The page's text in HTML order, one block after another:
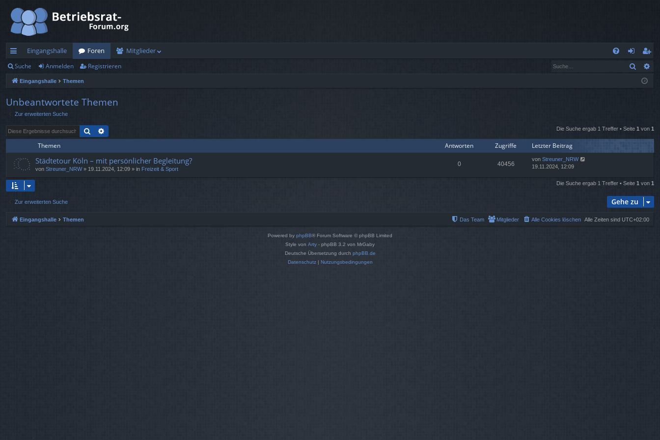
ch
ne
llz
ug
rif
Eingangshalle Foren
Mitglieder
n
n
eg
ist
n
Suche Anmelden Registrieren Suche
Eingangshalle Themen
Unbeantwortete Themen
Zur erweiterten Suche
Suche Die Suche ergab 1 Treffer • Seite 1 von 1
Themen Antworten Zugriffe Letzter Beitrag
Städtetour Köln – mit persönlicher Begleitung?
von Streuner_NRW» 19.11.2024, 12:09 » in Freizeit & Sport
0 40456
von Streuner_NRW
19.11.2024, 12:09
Die Suche ergab 1 Treffer • Seite 1 von 1
Zur erweiterten Suche Gehe zu
Eingangshalle Themen Alle Zeiten sind UTC+02:00
Alle Cookies löschen
Mitglieder
Das Team
Powered by phpBB® Forum Software © phpBB Limited
Style von Arty - phpBB 3.2 von MrGaby
Deutsche Übersetzung durch phpBB.de
Datenschutz| Nutzungsbedingungen